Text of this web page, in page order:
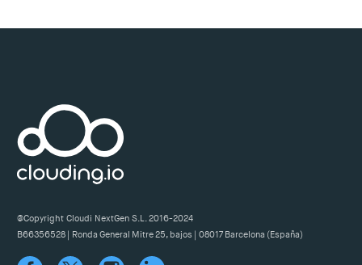
@Copyright Cloudi NextGen S.L. 2016-2024
B66356528 | Ronda General Mitre 25, bajos | 08017 Barcelona (España)